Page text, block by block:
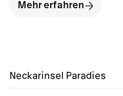
Neckarinsel Paradies
Mehr erfahren